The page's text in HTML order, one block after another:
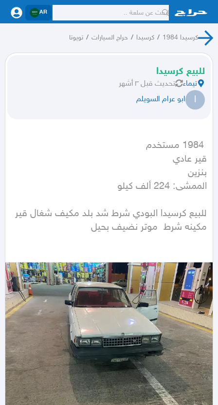
AR
كرسيدا 1984 / كرسيدا / حراج السيارات / تويوتا
للبيع كرسيدا
تيماء تحديث قبل ٣ أشهر
ا ابو عرام السويلم
الممشى: 224 ألف كيلو
مكينه شرط  موتر نضيف بحيل